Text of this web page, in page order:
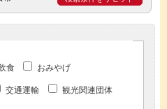
食 おみやげ
交通運輸 観光関連団体